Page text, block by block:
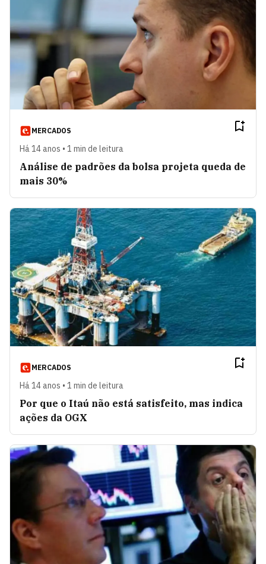
MERCADOS
Há 14 anos • 1 min de leitura
Análise de padrões da bolsa projeta queda de
mais 30%
MERCADOS
Há 14 anos • 1 min de leitura
Por que o Itaú não está satisfeito, mas indica
ações da OGX